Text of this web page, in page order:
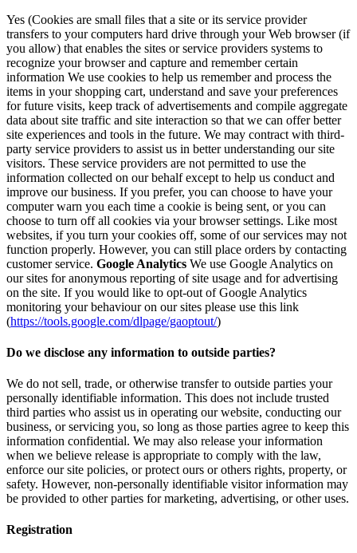
Yes (Cookies are small files that a site or its service provider
transfers to your computers hard drive through your Web browser (if
you allow) that enables the sites or service providers systems to
recognize your browser and capture and remember certain
information We use cookies to help us remember and process the
items in your shopping cart, understand and save your preferences
for future visits, keep track of advertisements and compile aggregate
data about site traffic and site interaction so that we can offer better
site experiences and tools in the future. We may contract with third-
party service providers to assist us in better understanding our site
visitors. These service providers are not permitted to use the
information collected on our behalf except to help us conduct and
improve our business. If you prefer, you can choose to have your
computer warn you each time a cookie is being sent, or you can
choose to turn off all cookies via your browser settings. Like most
websites, if you turn your cookies off, some of our services may not
function properly. However, you can still place orders by contacting
customer service. Google Analytics We use Google Analytics on
our sites for anonymous reporting of site usage and for advertising
on the site. If you would like to opt-out of Google Analytics
monitoring your behaviour on our sites please use this link
(https://tools.google.com/dlpage/gaoptout/)
Do we disclose any information to outside parties?
We do not sell, trade, or otherwise transfer to outside parties your
personally identifiable information. This does not include trusted
third parties who assist us in operating our website, conducting our
business, or servicing you, so long as those parties agree to keep this
information confidential. We may also release your information
when we believe release is appropriate to comply with the law,
enforce our site policies, or protect ours or others rights, property, or
safety. However, non-personally identifiable visitor information may
be provided to other parties for marketing, advertising, or other uses.
Registration